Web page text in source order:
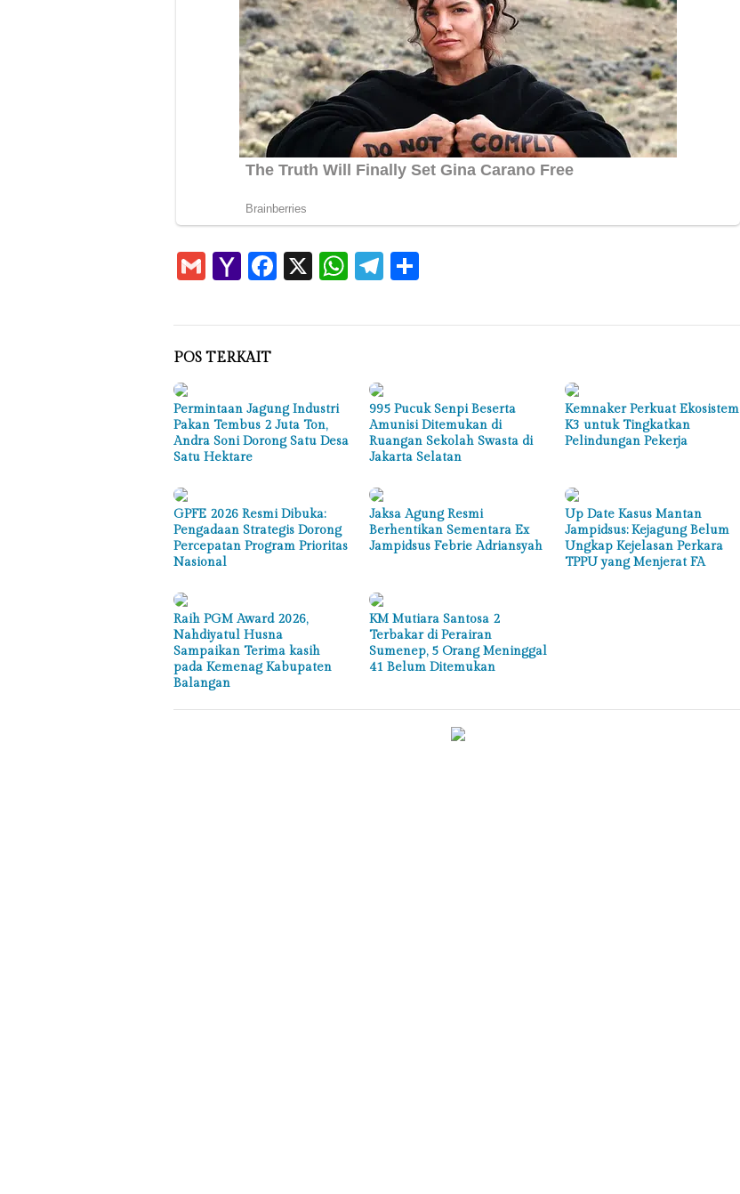
GmailYahoo
Mail
Facebook
X WhatsApp
Telegram
POS TERKAIT
Permintaan Jagung Industri
Pakan Tembus 2 Juta Ton,
Andra Soni Dorong Satu Desa
Satu Hektare
995 Pucuk Senpi Beserta
Amunisi Ditemukan di
Ruangan Sekolah Swasta di
Jakarta Selatan
Kemnaker Perkuat Ekosistem
K3 untuk Tingkatkan
Pelindungan Pekerja
GPFE 2026 Resmi Dibuka:
Pengadaan Strategis Dorong
Percepatan Program Prioritas
Nasional
Jaksa Agung Resmi
Berhentikan Sementara Ex
Jampidsus Febrie Adriansyah
Up Date Kasus Mantan
Jampidsus: Kejagung Belum
Ungkap Kejelasan Perkara
TPPU yang Menjerat FA
Raih PGM Award 2026,
Nahdiyatul Husna
Sampaikan Terima kasih
pada Kemenag Kabupaten
Balangan
KM Mutiara Santosa 2
Terbakar di Perairan
Sumenep, 5 Orang Meninggal
41 Belum Ditemukan